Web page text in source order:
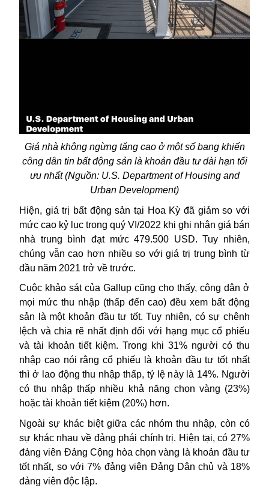
Giá nhà không ngừng tăng cao ở một số bang khiến
công dân tin bất động sản là khoản đầu tư dài hạn tối
ưu nhất (Nguồn: U.S. Department of Housing and
Urban Development)
Hiện, giá trị bất động sản tại Hoa Kỳ đã giảm so với
mức cao kỷ lục trong quý VI/2022 khi ghi nhận giá bán
nhà trung bình đạt mức 479.500 USD. Tuy nhiên,
chúng vẫn cao hơn nhiều so với giá trị trung bình từ
đầu năm 2021 trở về trước.
Cuộc khảo sát của Gallup cũng cho thấy, công dân ở
mọi mức thu nhập (thấp đến cao) đều xem bất động
sản là một khoản đầu tư tốt. Tuy nhiên, có sự chênh
lệch và chia rẽ nhất định đối với hạng mục cổ phiếu
và tài khoản tiết kiệm. Trong khi 31% người có thu
nhập cao nói rằng cổ phiếu là khoản đầu tư tốt nhất
thì ở lao động thu nhập thấp, tỷ lệ này là 14%. Người
có thu nhập thấp nhiều khả năng chọn vàng (23%)
hoặc tài khoản tiết kiệm (20%) hơn.
Ngoài sự khác biệt giữa các nhóm thu nhập, còn có
sự khác nhau về đảng phái chính trị. Hiện tại, có 27%
đảng viên Đảng Cộng hòa chọn vàng là khoản đầu tư
tốt nhất, so với 7% đảng viên Đảng Dân chủ và 18%
đảng viên độc lập.